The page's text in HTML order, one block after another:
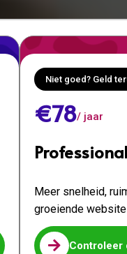
Niet goed? Geld
€78/ jaar
Meer snelheid,
groeiende
 Controleer